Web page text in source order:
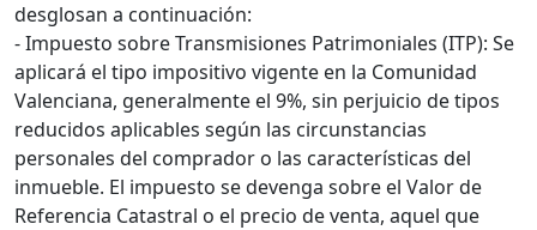
desglosan a continuación:
- Impuesto sobre Transmisiones Patrimoniales (ITP): Se
aplicará el tipo impositivo vigente en la Comunidad
Valenciana, generalmente el 9%, sin perjuicio de tipos
reducidos aplicables según las circunstancias
personales del comprador o las características del
inmueble. El impuesto se devenga sobre el Valor de
Referencia Catastral o el precio de venta, aquel que